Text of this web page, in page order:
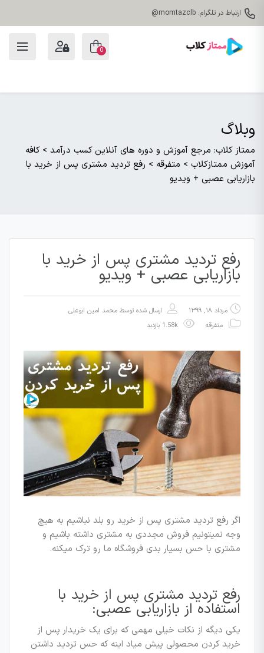
ارتباط در تلگرام: momtazclb@
0
وبلاگ
ممتاز کلاب: مرجع آموزش و دوره های آنلاین کسب درآمد > کافه
آموزش ممتازکلاب > متفرقه > رفع تردید مشتری پس از خرید با
بازاریابی عصبی + ویدیو
رفع تردید مشتری پس از خرید با
بازاریابی عصبی + ویدیو
مرداد ۱۸, ۱۳۹۹ ارسال شده توسط محمد امین ابوعلی
متفرقه
اگر رفع تردید مشتری پس از خرید رو بلد نباشیم به هیچ
وجه نمیتونیم فروش مجددی به مشتری داشته باشیم و
مشتری با حس بسیار بدی فروشگاه ما رو ترک میکنه.
رفع تردید مشتری پس از خرید با
استفاده از بازاریابی عصبی:
یکی دیگه از نکات خیلی مهمی که برای یک خریدار پس از
خرید کردن محصولی پیش میاد اینه که حس تردید داشتن